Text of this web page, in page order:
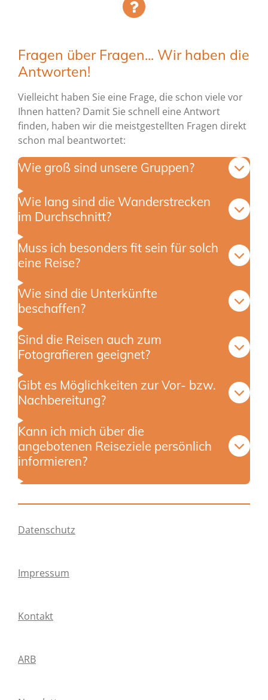
Fragen über Fragen... Wir haben die
Antworten!
Vielleicht haben Sie eine Frage, die schon viele vor
Ihnen hatten? Damit Sie schnell eine Antwort
finden, haben wir die meistgestellten Fragen direkt
schon mal beantwortet:
Wie groß sind unsere Gruppen?
Wie lang sind die Wanderstrecken
im Durchschnitt?
Muss ich besonders fit sein für solch
eine Reise?
Wie sind die Unterkünfte
beschaffen?
Sind die Reisen auch zum
Fotografieren geeignet?
Gibt es Möglichkeiten zur Vor- bzw.
Nachbereitung?
Kann ich mich über die
angebotenen Reiseziele persönlich
informieren?
Datenschutz
Impressum
Kontakt
ARB